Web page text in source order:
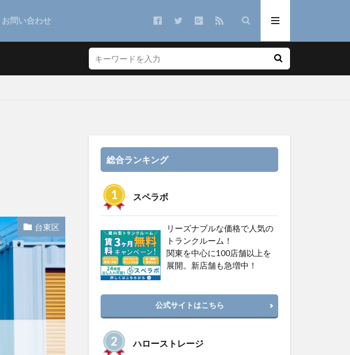
お問い合わせ
台東区
総合ランキング
スペラボ
リーズナブルな価格で人気の
トランクルーム！
関東を中心に100店舗以上を
展開。新店舗も急増中！
公式サイトはこちら
ハローストレージ